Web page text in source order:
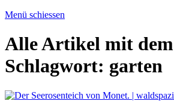
Menü schiessen
Alle Artikel mit dem
Schlagwort: garten